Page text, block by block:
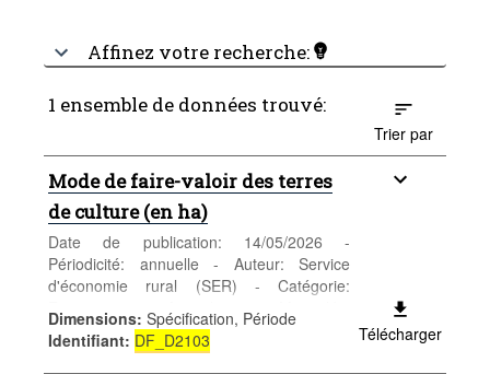
Affinez votre recherche:
1 ensemble de données trouvé:
Trier par
Mode de faire-valoir des terres
de culture (en ha)
Date de publication: 14/05/2026 -
Périodicité: annuelle - Auteur: Service
d'économie rural (SER) - Catégorie:
Entreprises - Agriculture - Mots-clés:
agriculture
Dimensions: Spécification, Période
Identifiant: DF_D2103 Télécharger